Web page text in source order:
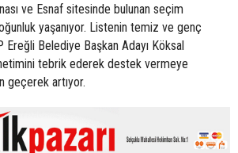
ve Esnaf sitesinde bulunan seçim
yaşanıyor. Listenin temiz ve genç
Ereğli Belediye Başkan Adayı Köksal
tebrik ederek destek vermeye
geçerek artıyor.